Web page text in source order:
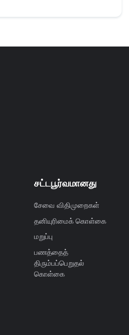
சட்டபூர்வமானது
சேவை விதிமுறைகள்
தனியுரிமைக் கொள்கை
மறுப்பு
பணத்தைத்
திரும்பப்பெறுதல்
கொள்கை